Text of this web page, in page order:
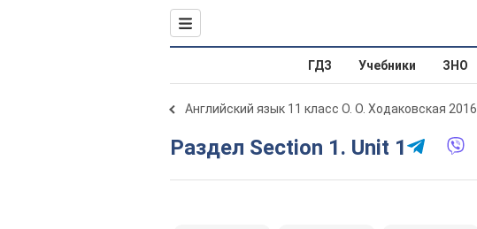
ГДЗ Учебники ЗНО
Английский язык 11 класс О. О. Ходаковская 2016
Раздел Section 1. Unit 1